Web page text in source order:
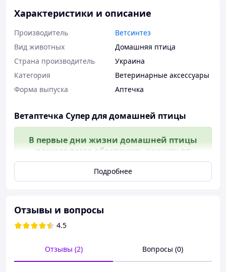
Характеристики и описание
Производитель
Ветсинтез
Вид животных
Домашняя птица
Страна производитель
Украина
Категория
Ветеринарные аксессуары
Форма выпуска
Аптечка
Ветаптечка Супер для домашней птицы
В первые дни жизни домашней птицы
важнее всего обеспечить защиту от
инфекций и поддержать энергетический
баланс организма. Для этого в первые
дни жизни цыплят (утят, гусят или
раствором, содержащим специально
подобранные антибиотики и
Подробнее
Отзывы и вопросы
4.5
Отзывы (2) Вопросы (0)